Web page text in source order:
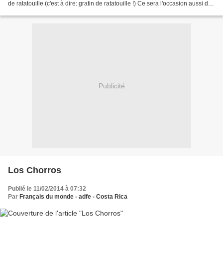
de ratatouille (c'est à dire: gratin de ratatouille !) Ce sera l'occasion aussi de
Publicité
Los Chorros
Publié le 11/02/2014 à 07:32
Par Français du monde - adfe - Costa Rica